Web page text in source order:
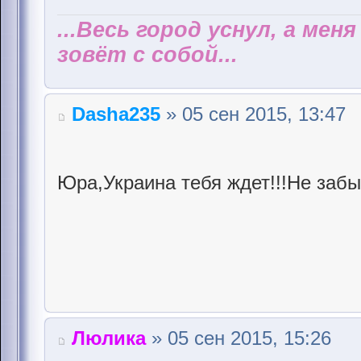
...Весь город уснул, а
зовёт с собой...
Dasha235 » 05 сен 2015, 13:47
Юра,Украина тебя ждет!!!Не
Люлика» 05 сен 2015, 15:26